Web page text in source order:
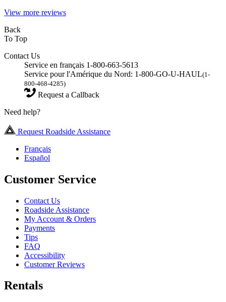
View more reviews
Back
To Top
Contact Us
Service en français 1-800-663-5613
Service pour l'Amérique du Nord: 1-800-GO-U-HAUL(1-
800-468-4285)
Request a Callback
Need help?
Request Roadside Assistance
Français
Español
Customer Service
Contact Us
Roadside Assistance
My Account & Orders
Payments
Tips
FAQ
Accessibility
Customer Reviews
Rentals